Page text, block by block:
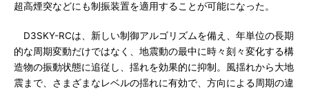
超高煙突などにも制振装置を適用することが可能になった。
D3SKY-RCは、新しい制御アルゴリズムを備え、年単位の長期
的な周期変動だけではなく、地震動の最中に時々刻々変化する構
造物の振動状態に追従し、揺れを効果的に抑制。風揺れから大地
震まで、さまざまなレベルの揺れに有効で、方向による周期の違